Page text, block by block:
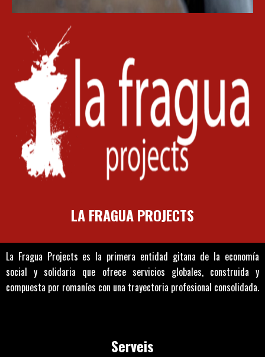
LA FRAGUA PROJECTS
La Fragua Projects es la primera entidad gitana de la economía
social y solidaria que ofrece servicios globales, construida y
compuesta por romaníes con una trayectoria profesional consolidada.
Serveis